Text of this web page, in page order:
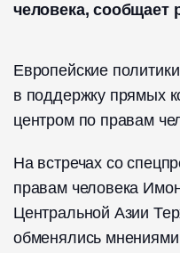
человека, сообщает
Европейские
в поддержку прямых
центром по правам
На встречах со
правам человека
Центральной Азии
обменялись